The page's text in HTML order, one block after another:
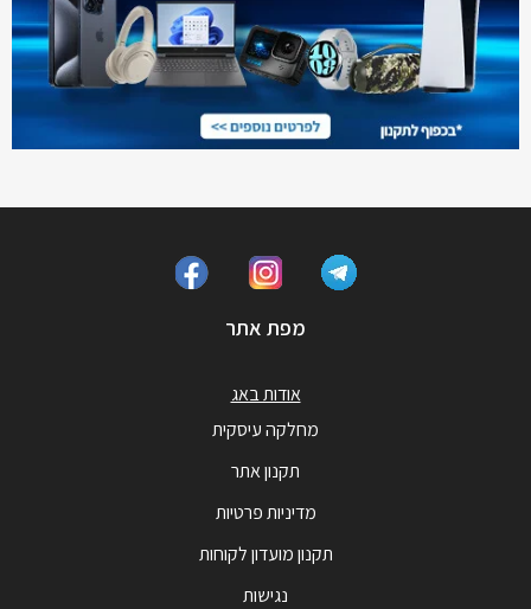
מפת אתר
אודות באג
מחלקה עיסקית
תקנון אתר
מדיניות פרטיות
תקנון מועדון לקוחות
נגישות